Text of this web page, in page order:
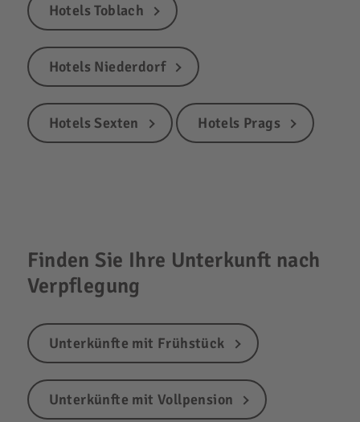
Hotels Toblach
Hotels Niederdorf
Hotels Sexten Hotels Prags
Finden Sie Ihre Unterkunft nach
Verpflegung
Unterkünfte mit Frühstück
Unterkünfte mit Vollpension